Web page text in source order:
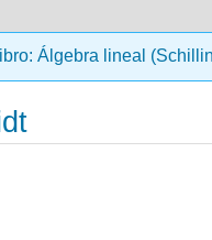
Álgebra lineal